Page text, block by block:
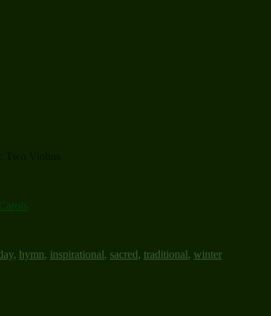
, hymn, inspirational, sacred, traditional, winter